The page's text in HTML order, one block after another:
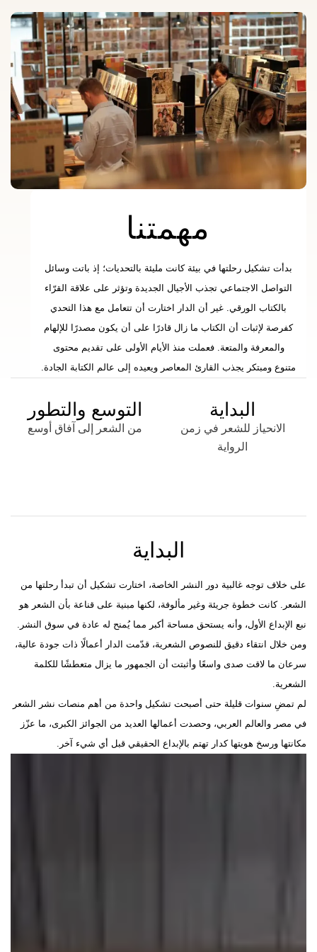
مهمتنا
بدأت تشكيل رحلتها في بيئة كانت مليئة بالتحديات؛ إذ باتت وسائل
التواصل الاجتماعي تجذب الأجيال الجديدة وتؤثر على علاقة القرّاء
بالكتاب الورقي. غير أن الدار اختارت أن تتعامل مع هذا التحدي
كفرصة لإثبات أن الكتاب ما زال قادرًا على أن يكون مصدرًا للإلهام
والمعرفة والمتعة. فعملت منذ الأيام الأولى على تقديم محتوى
متنوع ومبتكر يجذب القارئ المعاصر ويعيده إلى عالم الكتابة الجادة.
البداية
الانحياز للشعر في زمن
الرواية
التوسع والتطور
من الشعر إلى آفاق أوسع
البداية​
على خلاف توجه غالبية دور النشر الخاصة، اختارت تشكيل أن تبدأ رحلتها من
الشعر. كانت خطوة جريئة وغير مألوفة، لكنها مبنية على قناعة بأن الشعر هو
نبع الإبداع الأول، وأنه يستحق مساحة أكبر مما يُمنح له عادة في سوق النشر.
ومن خلال انتقاء دقيق للنصوص الشعرية، قدّمت الدار أعمالًا ذات جودة عالية،
سرعان ما لاقت صدى واسعًا وأثبتت أن الجمهور ما يزال متعطشًا للكلمة
الشعرية.
لم تمضِ سنوات قليلة حتى أصبحت تشكيل واحدة من أهم منصات نشر الشعر
في مصر والعالم العربي، وحصدت أعمالها العديد من الجوائز الكبرى، ما عزّز
مكانتها ورسخ هويتها كدار تهتم بالإبداع الحقيقي قبل أي شيء آخر.